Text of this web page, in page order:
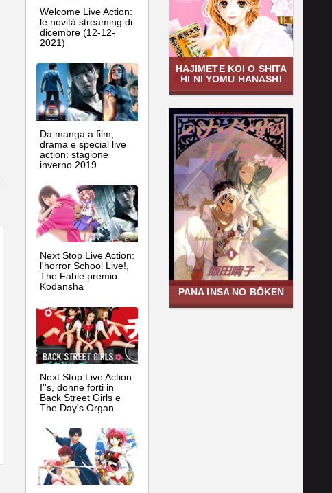
Welcome Live Action:
le novità streaming di
dicembre (12-12-
2021)
Da manga a film,
drama e special live
action: stagione
inverno 2019
Next Stop Live Action:
l'horror School Live!,
The Fable premio
Kodansha
Next Stop Live Action:
I''s, donne forti in
Back Street Girls e
The Day's Organ
HAJIMETE KOI O SHITA
HI NI YOMU HANASHI
PANA INSA NO BŌKEN